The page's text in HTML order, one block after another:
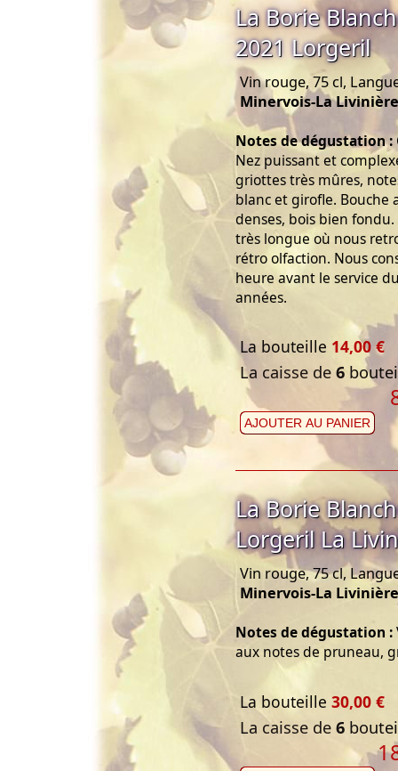
La Borie
2021 Lorgeril
Vin rouge, 75 cl,
Minervois-La Livinière
Notes de dégustation :
Nez puissant et
griottes très mûres,
blanc et girofle. Bouche
denses, bois bien
très longue où nous
rétro olfaction. Nous
heure avant le service
années.
La bouteille 14,00 €
La caisse de 6
AJOUTER AU PANIER
La Borie
Lorgeril La
Vin rouge, 75 cl,
Minervois-La Livinière
Notes de dégustation :
aux notes de pruneau,
La bouteille 30,00 €
La caisse de 6